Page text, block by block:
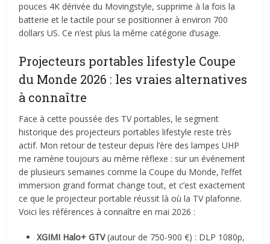
pouces 4K dérivée du Movingstyle, supprime à la fois la
batterie et le tactile pour se positionner à environ 700
dollars US. Ce n’est plus la même catégorie d’usage.
Projecteurs portables lifestyle Coupe
du Monde 2026 : les vraies alternatives
à connaître
Face à cette poussée des TV portables, le segment
historique des projecteurs portables lifestyle reste très
actif. Mon retour de testeur depuis l’ère des lampes UHP
me ramène toujours au même réflexe : sur un événement
de plusieurs semaines comme la Coupe du Monde, l’effet
immersion grand format change tout, et c’est exactement
ce que le projecteur portable réussit là où la TV plafonne.
Voici les références à connaître en mai 2026 :
XGIMI Halo+ GTV(autour de 750-900 €) : DLP 1080p,